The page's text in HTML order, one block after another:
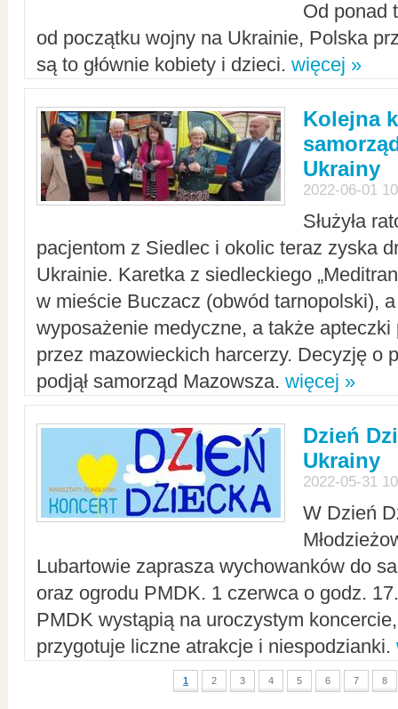
Od ponad
od początku wojny na Ukrainie, Polska
są to głównie kobiety i dzieci. więcej »
Kolejna
Ukrainy
2022-06-01
Służyła
pacjentom z Siedlec i okolic teraz zyska
Ukrainie. Karetka z siedleckiego
w mieście Buczacz (obwód tarnopolski),
wyposażenie medyczne, a także apteczki
przez mazowieckich harcerzy. Decyzję o
podjął samorząd Mazowsza. więcej »
Dzień
Ukrainy
2022-05-31
W Dzień
Lubartowie zaprasza wychowanków do
oraz ogrodu PMDK. 1 czerwca o godz.
PMDK wystąpią na uroczystym
przygotuje liczne atrakcje i niespodzianki.
1 2 3 4 5 6 7 8